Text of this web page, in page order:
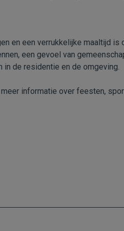
en een verrukkelijke maaltijd is
een gevoel van
de residentie en de omgeving.
informatie over feesten,